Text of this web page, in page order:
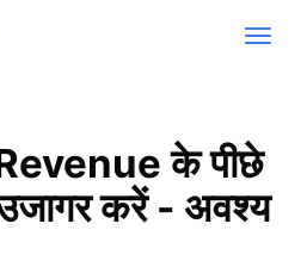
के पीछे
करें - अवश्य